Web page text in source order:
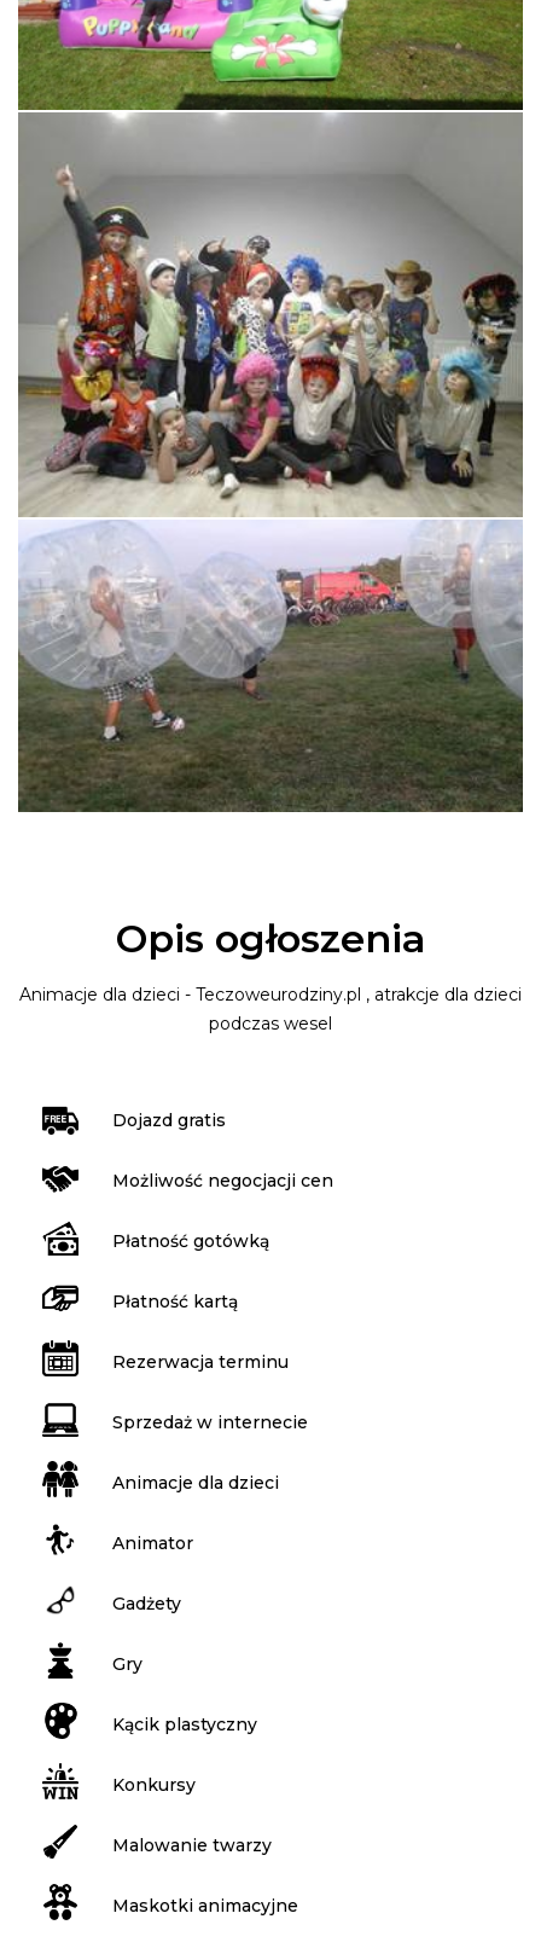
Opis ogłoszenia
Animacje dla dzieci - Teczoweurodziny.pl , atrakcje dla dzieci
podczas wesel
Dojazd gratis
Możliwość negocjacji cen
Płatność gotówką
Płatność kartą
Rezerwacja terminu
Sprzedaż w internecie
Animacje dla dzieci
Animator
Gadżety
Gry
Kącik plastyczny
Konkursy
Malowanie twarzy
Maskotki animacyjne